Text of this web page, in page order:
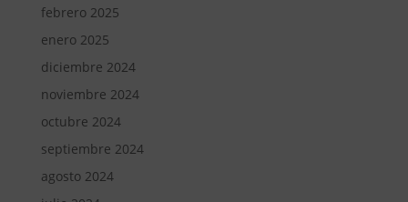
febrero 2025
enero 2025
diciembre 2024
noviembre 2024
octubre 2024
septiembre 2024
agosto 2024